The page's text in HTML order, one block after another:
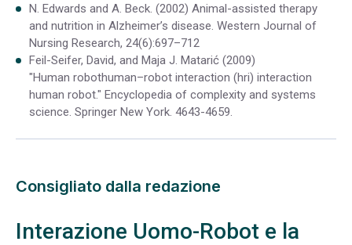
N. Edwards and A. Beck. (2002) Animal-assisted therapy
and nutrition in Alzheimer’s disease. Western Journal of
Nursing Research, 24(6):697–712
Feil-Seifer, David, and Maja J. Matarić (2009)
"Human robothuman–robot interaction (hri) interaction
human robot." Encyclopedia of complexity and systems
science. Springer New York. 4643-4659.
Consigliato dalla redazione
Interazione Uomo-Robot e la